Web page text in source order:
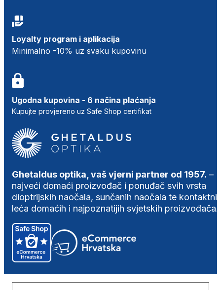
Loyalty program i aplikacija
Minimalno -10% uz svaku kupovinu
Ugodna kupovina - 6 načina plaćanja
Kupujte provjereno uz Safe Shop certifikat
Ghetaldus optika, vaš vjerni partner od 1957. –
najveći domaći proizvođač i ponuđač svih vrsta
dioptrijskih naočala, sunčanih naočala te
leća domaćih i najpoznatijih svjetskih proizvođača.